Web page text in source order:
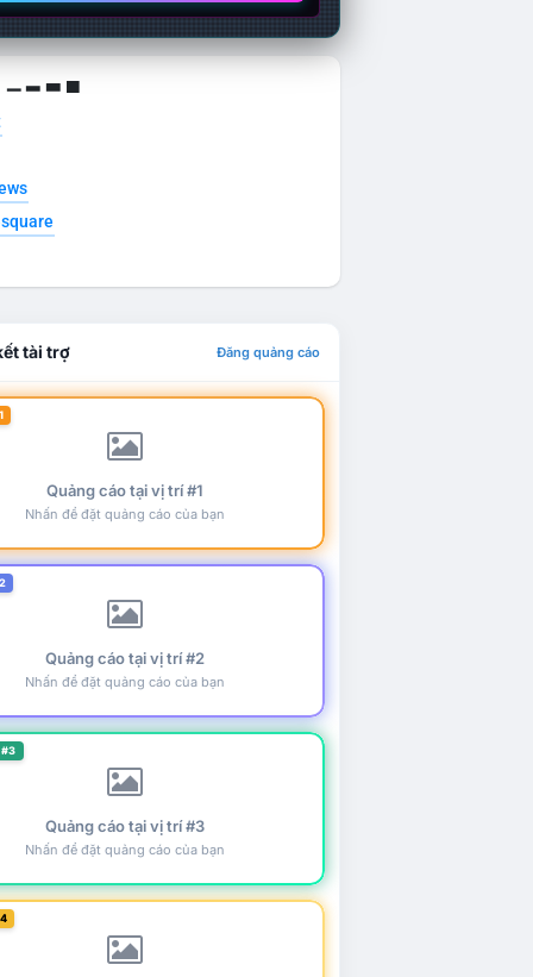
▁ ▂ ▃ ▄
tài trợ Đăng quảng cáo
Quảng cáo tại vị trí #1
Nhấn để đặt quảng cáo của bạn
Quảng cáo tại vị trí #2
Nhấn để đặt quảng cáo của bạn
Quảng cáo tại vị trí #3
Nhấn để đặt quảng cáo của bạn